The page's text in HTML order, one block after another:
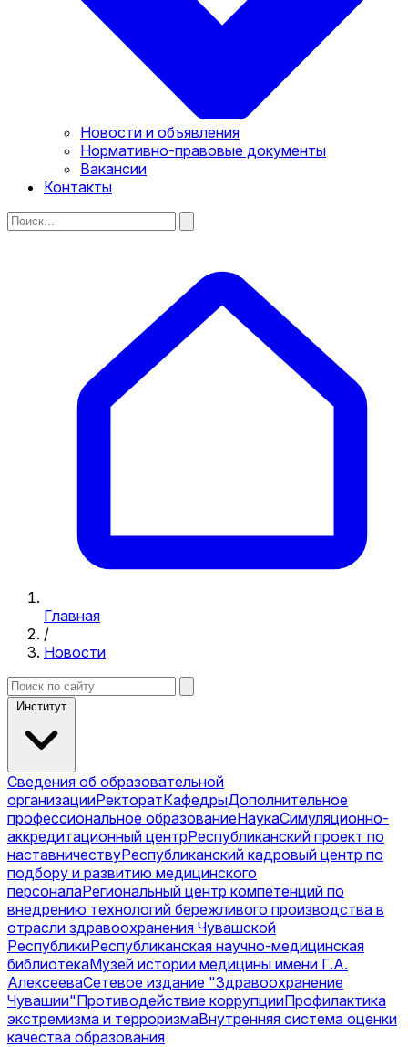
Новости и объявления
Нормативно-правовые документы
Вакансии
Контакты
Главная
/
Новости
Институт
Сведения об образовательной
организацииРекторатКафедрыДополнительное
профессиональное образованиеНаукаСимуляционно-
аккредитационный центрРеспубликанский проект по
наставничествуРеспубликанский кадровый центр по
подбору и развитию медицинского
персоналаРегиональный центр компетенций по
внедрению технологий бережливого производства в
отрасли здравоохранения Чувашской
РеспубликиРеспубликанская научно-медицинская
библиотекаМузей истории медицины имени Г.А.
АлексееваСетевое издание "Здравоохранение
Чувашии"Противодействие коррупцииПрофилактика
экстремизма и терроризмаВнутренняя система оценки
качества образования